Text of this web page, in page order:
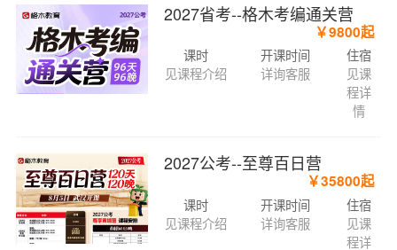
2027省考--格木考编通关营
￥9800起
课时
见课程介绍
开课时间
详询客服
住宿
见课
程详
情
2027公考--至尊百日营
￥35800起
课时
见课程介绍
开课时间
详询客服
住宿
见课
程详